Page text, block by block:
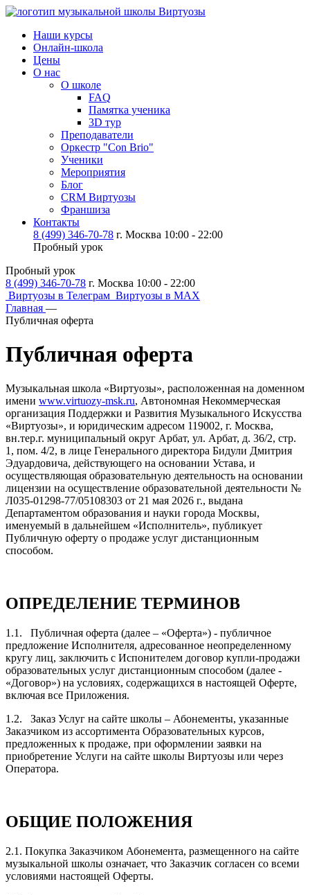
Наши курсы
Онлайн-школа
Цены
О нас
О школе
FAQ
Памятка ученика
3D тур
Преподаватели
Оркестр "Con Brio"
Ученики
Мероприятия
Блог
CRM Виртуозы
Франшиза
Контакты
8 (499) 346-70-78 г. Москва 10:00 - 22:00
Пробный урок
Пробный урок
8 (499) 346-70-78 г. Москва 10:00 - 22:00
Виртуозы в Телеграм Виртуозы в MAX
Главная —
Публичная оферта
Публичная оферта
Музыкальная школа «Виртуозы», расположенная на доменном
имени www.virtuozy-msk.ru, Автономная Некоммерческая
организация Поддержки и Развития Музыкального Искусства
«Виртуозы», и юридическим адресом 119002, г. Москва,
вн.тер.г. муниципальный округ Арбат, ул. Арбат, д. 36/2, стр.
1, пом. 4/2, в лице Генерального директора Бидули Дмитрия
Эдуардовича, действующего на основании Устава, и
осуществляющая образовательную деятельность на основании
лицензии на осуществление образовательной деятельности №
Л035-01298-77/05108303 от 21 мая 2026 г., выдана
Департаментом образования и науки города Москвы,
именуемый в дальнейшем «Исполнитель», публикует
Публичную оферту о продаже услуг дистанционным
способом.
ОПРЕДЕЛЕНИЕ ТЕРМИНОВ
1.1. Публичная оферта (далее – «Оферта») - публичное
предложение Исполнителя, адресованное неопределенному
кругу лиц, заключить с Испонителем договор купли-продажи
образовательных услуг дистанционным способом (далее -
«Договор») на условиях, содержащихся в настоящей Оферте,
включая все Приложения.
1.2. Заказ Услуг на сайте школы – Абонементы, указанные
Заказчиком из ассортимента Образовательных курсов,
предложенных к продаже, при оформлении заявки на
приобретение Услуги на сайте школы Виртуозы или через
Оператора.
ОБЩИЕ ПОЛОЖЕНИЯ
2.1. Покупка Заказчиком Абонемента, размещенного на сайте
музыкальной школы означает, что Заказчик согласен со всеми
условиями настоящей Оферты.